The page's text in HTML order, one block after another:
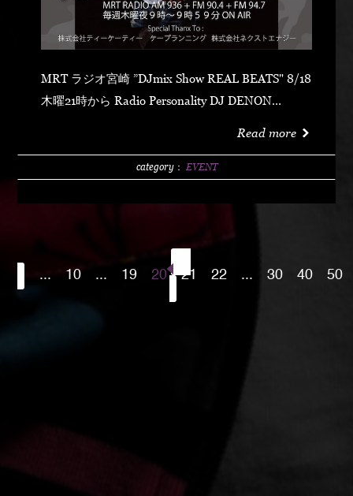
MRT ラジオ宮崎 ”DJmix Show REAL BEATS" 8/18
木曜21時から Radio Personality DJ DENON
Read more
category： EVENT
... 10 ... 19 20 21 22 ... 30 40 50